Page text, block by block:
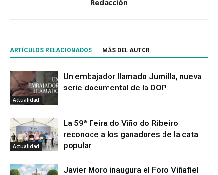
Redacción
ARTÍCULOS RELACIONADOS MÁS DEL AUTOR
Actualidad
Un embajador llamado Jumilla, nueva
serie documental de la DOP
Actualidad
La 59ª Feira do Viño do Ribeiro
reconoce a los ganadores de la cata
popular
Javier Moro inaugura el Foro Viñafiel